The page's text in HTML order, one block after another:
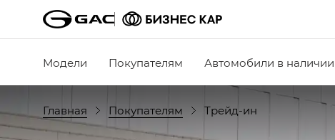
Модели Покупателям Автомобили в наличии
Главная Покупателям Трейд-ин